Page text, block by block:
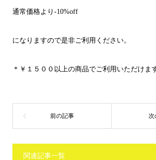
通常価格より-10%off
になりますので是非ご利用ください。
＊￥１５００以上の商品でご利用いただけま
関連記事一覧